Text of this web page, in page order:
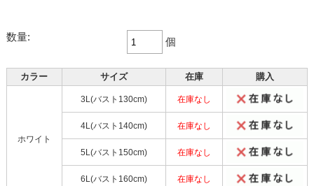
数量: 個
カラー サイズ 在庫 購入
ホワイト
3L(バスト130cm) 在庫なし
4L(バスト140cm) 在庫なし
5L(バスト150cm) 在庫なし
6L(バスト160cm) 在庫なし